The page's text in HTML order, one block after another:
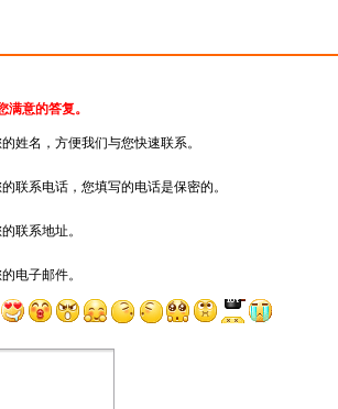
意的答复。
姓名，方便我们与您快速联系。
联系电话，您填写的电话是保密的。
联系地址。
电子邮件。